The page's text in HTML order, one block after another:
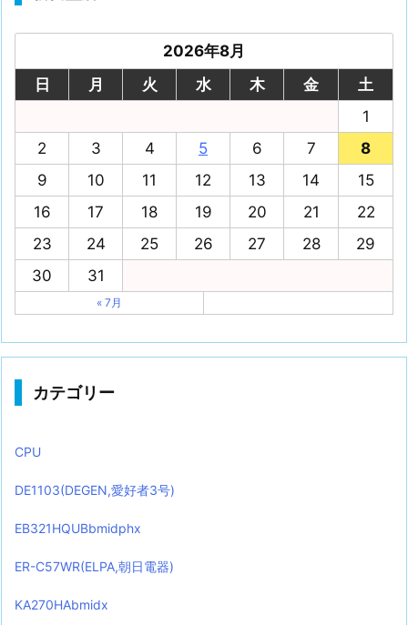
2026年8月
日
月 火 水 木 金
土
1
2
3 4 5 6 7
8
9
10 11 12 13 14
15
16
17 18 19 20 21
22
23
24 25 26 27 28
29
30
31
« 7月
カテゴリー
CPU
DE1103(DEGEN,愛好者3号)
EB321HQUBbmidphx
ER-C57WR(ELPA,朝日電器)
KA270HAbmidx